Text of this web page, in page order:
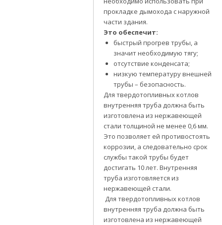
прокладке дымохода с наружной
части здания.
Это обеспечит:
быстрый прогрев трубы, а
значит необходимую тягу;
отсутствие конденсата;
низкую температуру внешней
трубы – безопасность.
Для твердотопливных котлов
внутренняя труба должна быть
изготовлена из нержавеющей
стали толщиной не менее 0,6 мм.
Это позволяет ей противостоять
коррозии, а следовательно срок
службы такой трубы будет
достигать 10 лет. Внутренняя
труба изготовляется из
нержавеющей стали.
Для твердотопливных котлов
внутренняя труба должна быть
изготовлена из нержавеющей